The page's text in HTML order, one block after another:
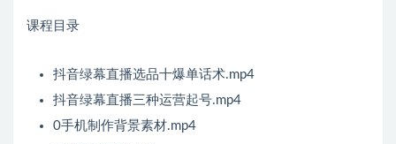
课程目录
抖音绿幕直播选品十爆单话术.mp4
抖音绿幕直播三种运营起号.mp4
0手机制作背景素材.mp4